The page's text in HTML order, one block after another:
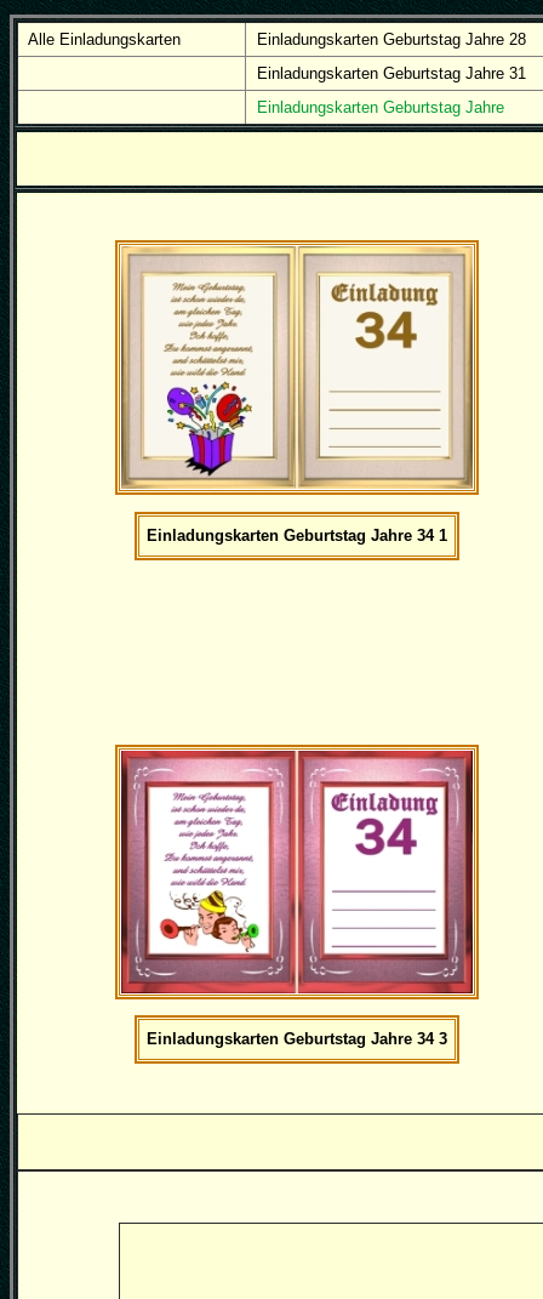
Alle Einladungskarten
Einladungskarten Geburtstag Jahre 28
Einladungskarten Geburtstag Jahre 31
Einladungskarten Geburtstag Jahre
Einladungskarten Geburtstag Jahre 34 1
Einladungskarten Geburtstag Jahre 34 3